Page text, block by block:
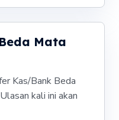
Mata
Kas/Bank Beda
kali ini akan